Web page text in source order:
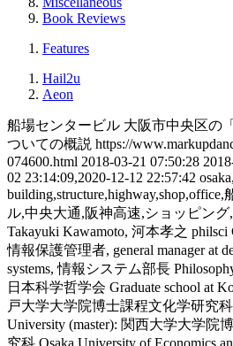
Book Reviews
Features
Hail2u
Aeon
船場センタービル 大阪市中央区の
ついての概説 https://
074600.html 2018-03-21 07:50:28
02 23:14:09,2020-12-12 22:57:42
ル,中央大通,阪神高速,ショッピング
Takayuki Kawamoto, 河本孝之 philsci
情報保護管理者, general manager at
systems, 情報システム部長
日本科学哲学会 Graduate school at
戸大学大学院博士課程文化学研究科
University (master): 関西大学大学院
究科 Osaka University of Economics